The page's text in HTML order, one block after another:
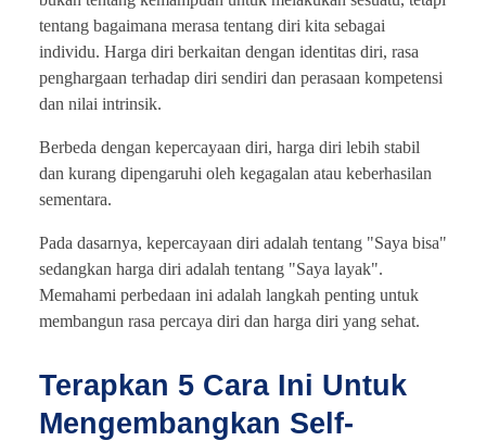
tentang bagaimana merasa tentang diri kita sebagai
individu. Harga diri berkaitan dengan identitas diri, rasa
penghargaan terhadap diri sendiri dan perasaan kompetensi
dan nilai intrinsik.
Berbeda dengan kepercayaan diri, harga diri lebih stabil
dan kurang dipengaruhi oleh kegagalan atau keberhasilan
sementara.
Pada dasarnya, kepercayaan diri adalah tentang "Saya bisa"
sedangkan harga diri adalah tentang "Saya layak".
Memahami perbedaan ini adalah langkah penting untuk
membangun rasa percaya diri dan harga diri yang sehat.
Terapkan 5 Cara Ini Untuk
Mengembangkan Self-